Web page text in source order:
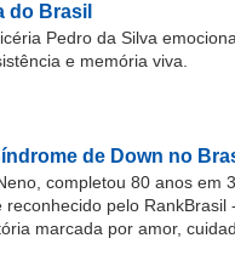
do Brasil
Pedro da Silva
e memória viva.
de Down no
completou 80 anos em
pelo RankBrasil
marcada por amor,